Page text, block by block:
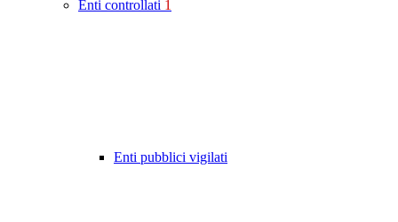
Enti controllati 1
Enti pubblici vigilati